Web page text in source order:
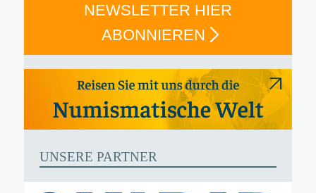
NEWSLETTER HIER
ABONNIEREN
UNSERE PARTNER